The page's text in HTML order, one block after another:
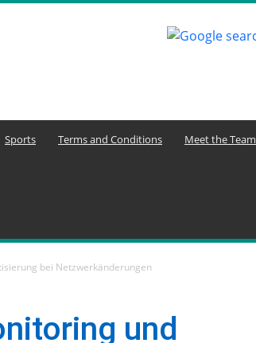
Sports Terms and Conditions Meet the Team
bei Netzwerkänderungen
und